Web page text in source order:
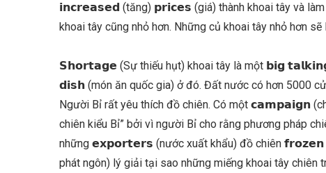
𝗶𝗻𝗰𝗿𝗲𝗮𝘀𝗲𝗱 (tăng) 𝗽𝗿𝗶𝗰𝗲𝘀 (giá) thành khoai tây và
khoai tây cũng nhỏ hơn. Những củ khoai tây nhỏ hơn
𝗦𝗵𝗼𝗿𝘁𝗮𝗴𝗲 (Sự thiếu hụt) khoai tây là một 𝗯𝗶𝗴
𝗱𝗶𝘀𝗵 (món ăn quốc gia) ở đó. Đất nước có hơn 5000
Người Bỉ rất yêu thích đồ chiên. Có một 𝗰𝗮𝗺𝗽𝗮𝗶𝗴𝗻
chiên kiểu Bỉ” bởi vì người Bỉ cho rằng phương pháp
những 𝗲𝘅𝗽𝗼𝗿𝘁𝗲𝗿𝘀 (nước xuất khẩu) đồ chiên
phát ngôn) lý giải tại sao những miếng khoai tây chiên